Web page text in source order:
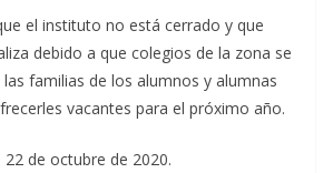
el instituto no está cerrado y que
debido a que colegios de la zona se
familias de los alumnos y alumnas
vacantes para el próximo año.
de octubre de 2020.